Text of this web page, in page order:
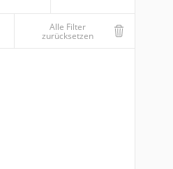
Alle Filter
zurücksetzen